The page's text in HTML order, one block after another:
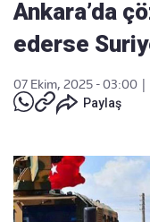
Ankara’da
ederse
07 Ekim, 2025 - 03:00
Paylaş